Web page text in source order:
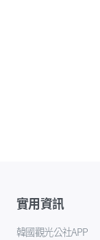
實用資訊
韓國觀光公社APP